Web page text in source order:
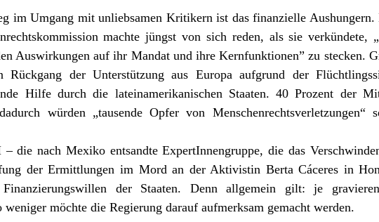
im Umgang mit unliebsamen Kritikern ist das finanzielle Aushungern.
machte jüngst von sich reden, als sieverkündete,
Auswirkungen auf ihr Mandat und ihre Kernfunktionen” zu stecken.
der Unterstützung aus Europa aufgrund der
Hilfe durch die lateinamerikanischen Staaten. 40 Prozent der
würden „tausende Opfer von Menschenrechtsverletzungen“
die nach Mexiko entsandte ExpertInnengruppe, die das
der Ermittlungen im Mord an der Aktivistin Berta Cáceres in
der Staaten. Denn allgemein gilt: je
möchte die Regierung darauf aufmerksam gemacht werden.